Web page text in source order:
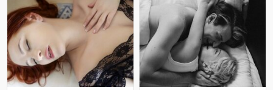
faydaları bunlardır:. Enerji verir:
Qozd